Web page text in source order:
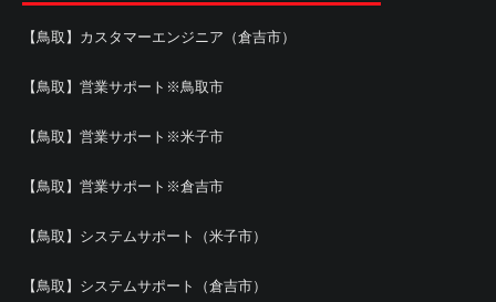
【鳥取】カスタマーエンジニア（倉吉市）
【鳥取】営業サポート※鳥取市
【鳥取】営業サポート※米子市
【鳥取】営業サポート※倉吉市
【鳥取】システムサポート（米子市）
【鳥取】システムサポート（倉吉市）